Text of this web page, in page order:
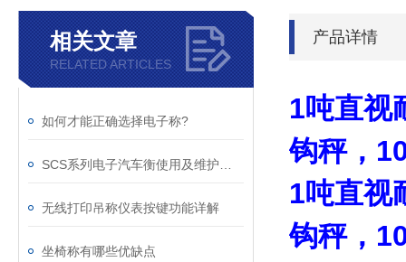
相关文章
RELATED ARTICLES
如何才能正确选择电子称?
无线打印吊称仪表按键功能详解
坐椅称有哪些优缺点
产品详情
1吨直视
钩秤，
1吨直视
钩秤，